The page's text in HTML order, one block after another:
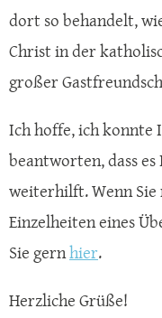
dort so behandelt,
Christ in der
großer
Ich hoffe, ich konnte
beantworten, dass
weiterhilft. Wenn Sie
Einzelheiten eines
Sie gernhier.
Herzliche Grüße!